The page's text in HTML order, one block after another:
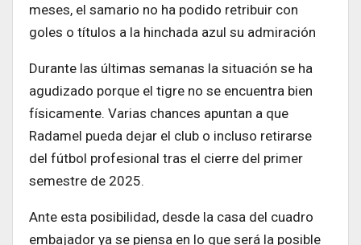
meses, el samario no ha podido retribuir con
goles o títulos a la hinchada azul su admiración
Durante las últimas semanas la situación se ha
agudizado porque el tigre no se encuentra bien
físicamente. Varias chances apuntan a que
Radamel pueda dejar el club o incluso retirarse
del fútbol profesional tras el cierre del primer
semestre de 2025.
Ante esta posibilidad, desde la casa del cuadro
embajador ya se piensa en lo que será la posible